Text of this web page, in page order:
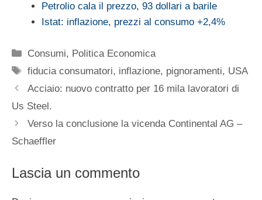
Petrolio cala il prezzo, 93 dollari a barile
Istat: inflazione, prezzi al consumo +2,4%
Categorie
Consumi, Politica Economica
Tag
fiducia consumatori, inflazione, pignoramenti, USA
Acciaio: nuovo contratto per 16 mila lavoratori di
Us Steel.
Verso la conclusione la vicenda Continental AG –
Schaeffler
Lascia un commento